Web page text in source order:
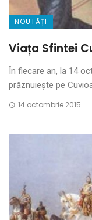
NOUTĂȚI
Viața Sfintei
În fiecare an, la 14
prăznuiește pe
14 octombrie 2015